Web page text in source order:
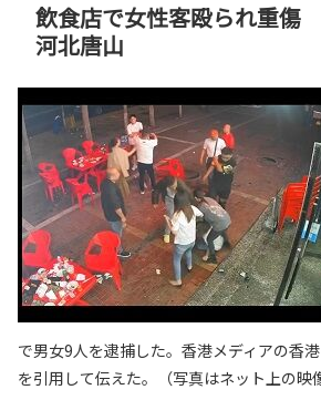
飲食店で女性客殴られ重
河北唐山
で男女9人を逮捕した。香港メディアの香
を引用して伝えた。（写真はネット上の映像